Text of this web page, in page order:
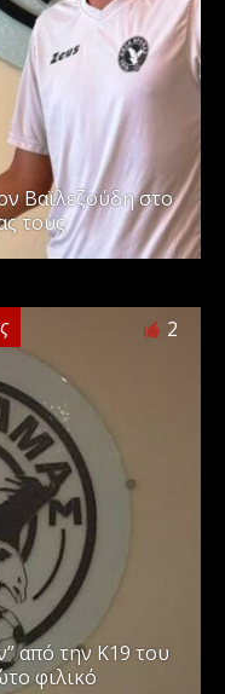
Βαϊλεζούδη στο
τους
2
από την Κ19 του
φιλικό